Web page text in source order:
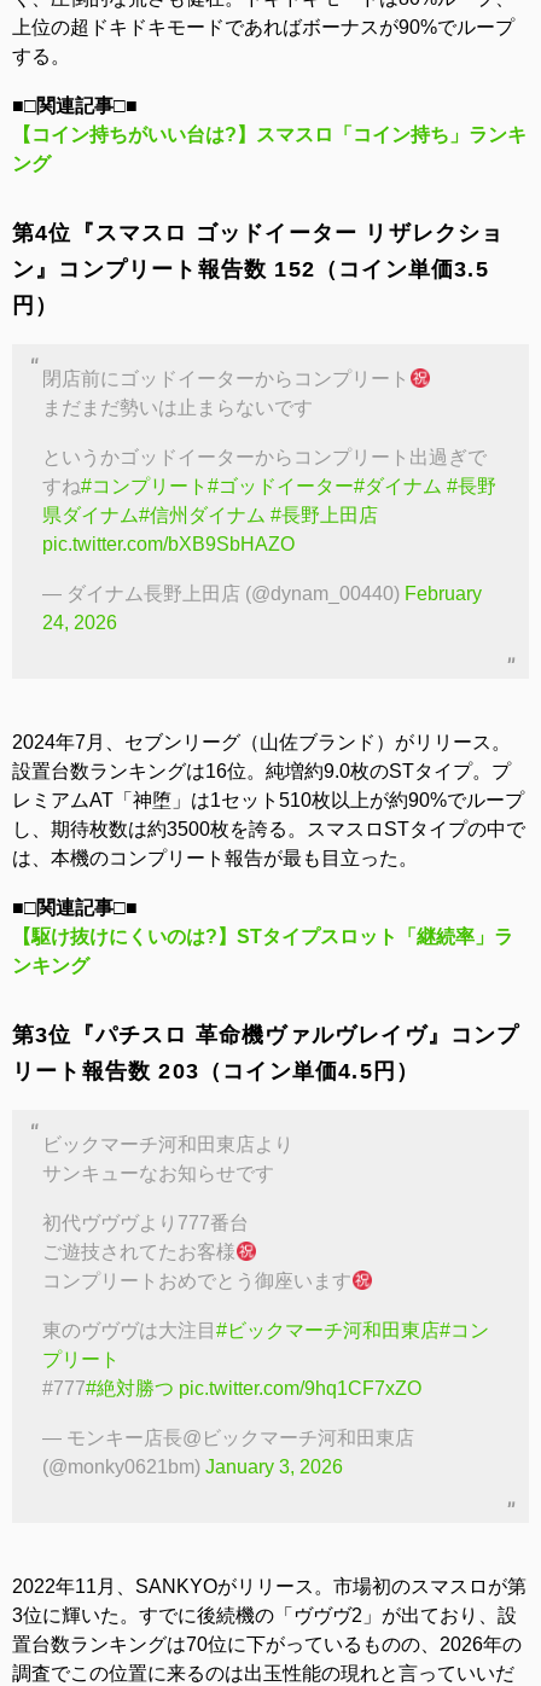
上位の超ドキドキモードであればボーナスが90%でループ
する。
■□関連記事□■
【コイン持ちがいい台は?】スマスロ「コイン持ち」ランキ
ング
第4位『スマスロ ゴッドイーター リザレクショ
ン』コンプリート報告数 152（コイン単価3.5
円）
閉店前にゴッドイーターからコンプリート
まだまだ勢いは止まらないです
というかゴッドイーターからコンプリート出過ぎで
すね#コンプリート #ゴッドイーター#ダイナム #長野
県ダイナム#信州ダイナム #長野上田店
pic.twitter.com/bXB9SbHAZO
— ダイナム長野上田店 (@dynam_00440) February
24, 2026
2024年7月、セブンリーグ（山佐ブランド）がリリース。
設置台数ランキングは16位。純増約9.0枚のSTタイプ。プ
レミアムAT「神堕」は1セット510枚以上が約90%でループ
し、期待枚数は約3500枚を誇る。スマスロSTタイプの中で
は、本機のコンプリート報告が最も目立った。
■□関連記事□■
【駆け抜けにくいのは?】STタイプスロット「継続率」ラ
ンキング
第3位『パチスロ 革命機ヴァルヴレイヴ』コンプ
リート報告数 203（コイン単価4.5円）
ビックマーチ河和田東店より
サンキューなお知らせです
初代ヴヴヴより777番台
ご遊技されてたお客様
コンプリートおめでとう御座います
東のヴヴヴは大注目 #ビックマーチ河和田東店#コン
プリート
#777#絶対勝つ pic.twitter.com/9hq1CF7xZO
— モンキー店長@ビックマーチ河和田東店
(@monky0621bm) January 3, 2026
2022年11月、SANKYOがリリース。市場初のスマスロが第
3位に輝いた。すでに後続機の「ヴヴヴ2」が出ており、設
置台数ランキングは70位に下がっているものの、2026年の
調査でこの位置に来るのは出玉性能の現れと言っていいだ